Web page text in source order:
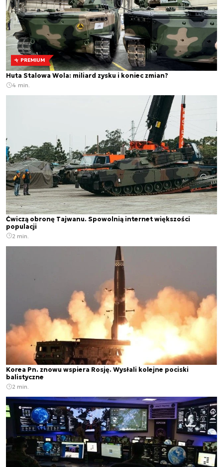
PREMIUM
Huta Stalowa Wola: miliard zysku i koniec zmian?
4 min.
Ćwiczą obronę Tajwanu. Spowolnią internet większości
populacji
2 min.
Korea Pn. znowu wspiera Rosję. Wysłali kolejne pociski
balistyczne
2 min.